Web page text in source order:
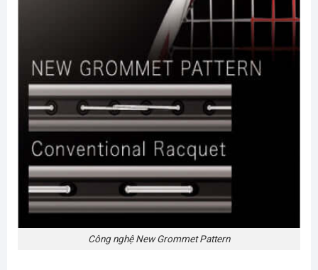
Công nghệ New Grommet Pattern